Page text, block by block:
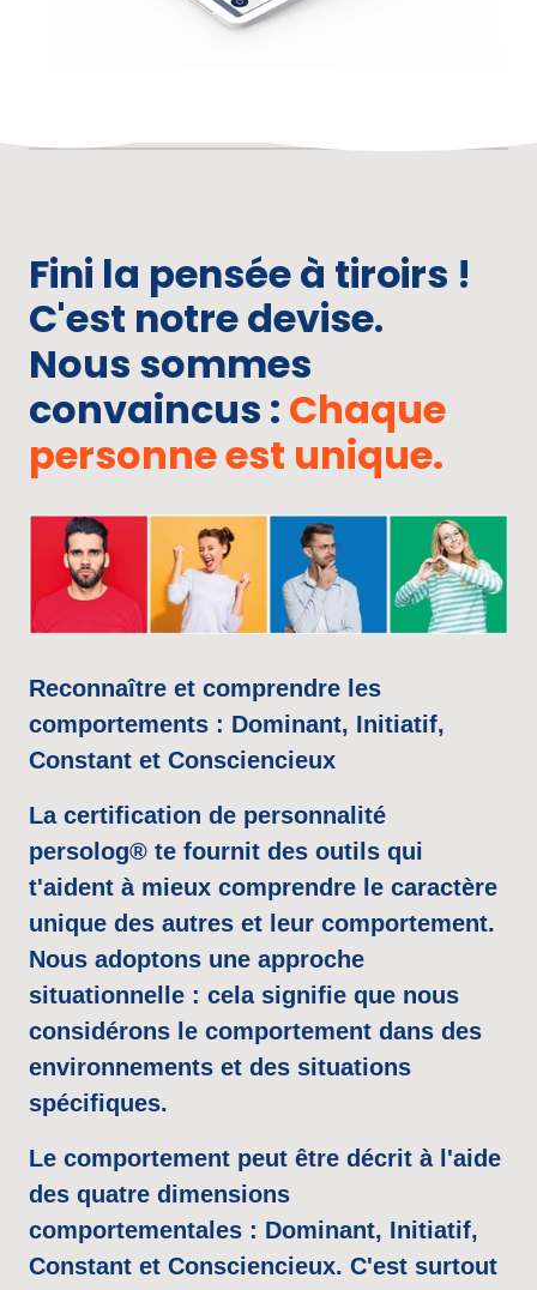
Fini la pensée à tiroirs !
C'est notre devise.
Nous
convaincus :
personne est unique.
Reconnaître et comprendre
comportements : Dominant,
Constant et Consciencieux
La certification de
persolog® te fournit des outils
t'aident à mieux comprendre le
unique des autres et leur
Nous adoptons une
situationnelle : cela signifie que
considérons le comportement dans
environnements et des
spécifiques.
Le comportement peut être décrit à
des quatre
comportementales : Dominant,
Constant et Consciencieux. C'est